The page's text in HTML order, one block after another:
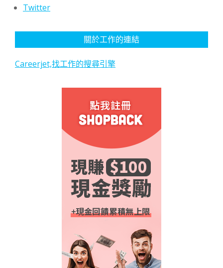
Twitter
關於工作的連結
Careerjet,找工作的搜尋引擎